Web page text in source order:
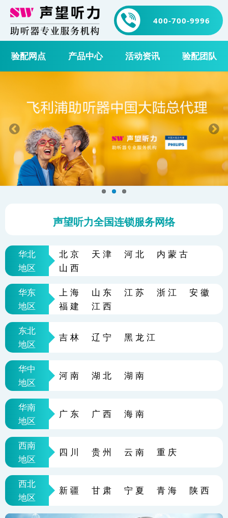
400-700-9996
验配网点 产品中心 活动资讯 验配团队
声望听力全国连锁服务网络
华北 北京 天津 河北
内蒙古
山西
地区
华东 上海 山东 江苏 浙江
安徽
福建
江西
地区
东北
吉林 辽宁 黑龙江
地区
华中
河南 湖北 湖南
地区
华南
广东 广西 海南
地区
西南
四川 贵州 云南 重庆
地区
西北
新疆 甘肃 宁夏 青海 陕西
地区